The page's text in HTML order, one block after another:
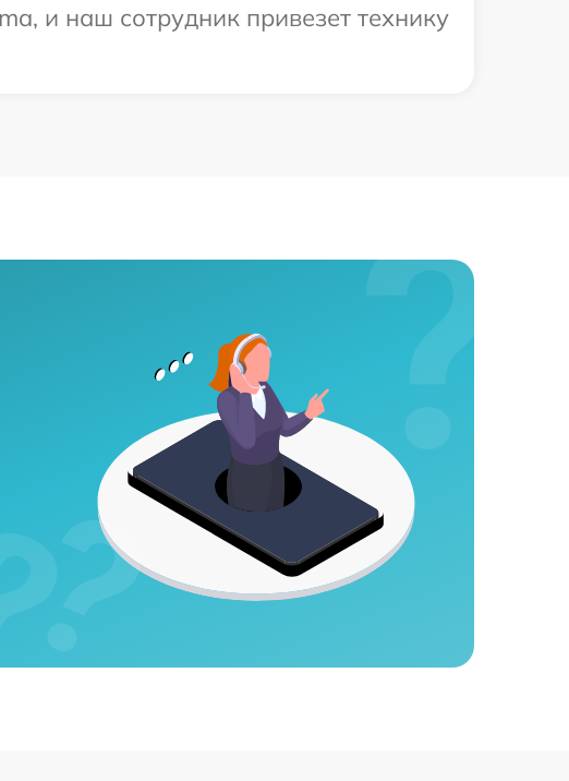
и наш сотрудник привезет технику